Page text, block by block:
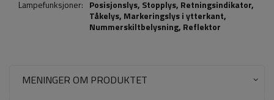
Lampefunksjoner: Posisjonslys, Stopplys, Retningsindikator,
Tåkelys, Markeringslys i ytterkant,
Nummerskiltbelysning, Reflektor
MENINGER OM PRODUKTET